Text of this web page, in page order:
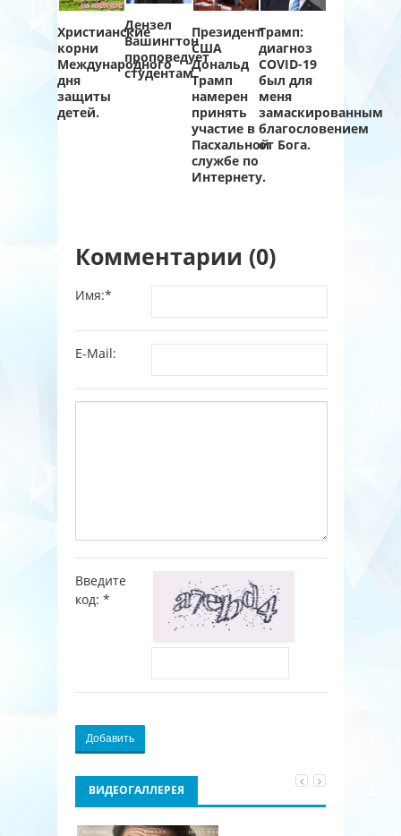
Христианские
корни
Международного
дня
защиты
детей.
Дензел
Вашингтон
проповедует
студентам.
Президент
США
Дональд
Трамп
намерен
принять
участие в
Пасхальной
службе по
Интернету.
Трамп:
диагноз
COVID-19
был для
меня
замаскированным
благословением
от Бога.
Комментарии (0)
Имя:*
E-Mail:
Введите
код: *
Добавить
ВИДЕОГАЛЛЕРЕЯ